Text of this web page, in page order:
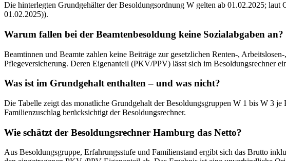
Die hinterlegten Grundgehälter der Besoldungsordnung W gelten ab 01.02.2025; laut
01.02.2025)).
Warum fallen bei der Beamtenbesoldung keine Sozialabgaben an?
Beamtinnen und Beamte zahlen keine Beiträge zur gesetzlichen Renten-,
Pflegeversicherung. Deren Eigenanteil (PKV/PPV) lässt sich im Besoldungsrechner
Was ist im Grundgehalt enthalten – und was nicht?
Die Tabelle zeigt das monatliche Grundgehalt der Besoldungsgruppen W 1 bis W 3
Familienzuschlag berücksichtigt der Besoldungsrechner.
Wie schätzt der Besoldungsrechner Hamburg das Netto?
Aus Besoldungsgruppe, Erfahrungsstufe und Familienstand ergibt sich das Brutto